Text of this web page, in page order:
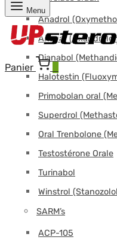
Anadrol
Anavar
Dianabol
Halotestin
Primobolan oral
Superdrol
Oral Trenbolone
Testostérone Orale
Turinabol
Winstrol
SARM’s
ACP-105
Menu
Panier